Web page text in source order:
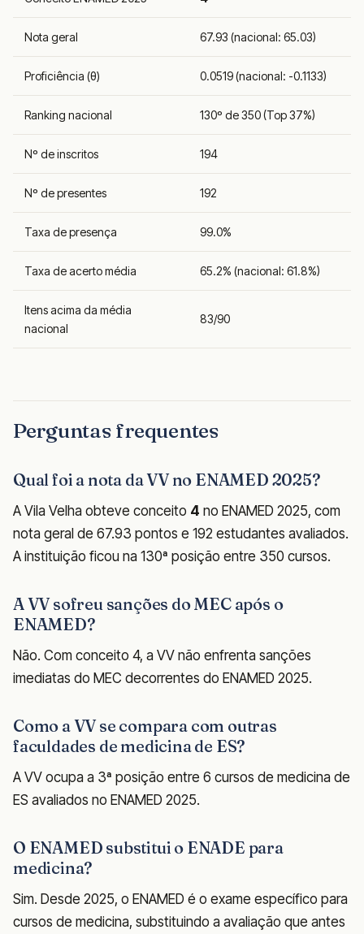
Nota geral 67.93 (nacional: 65.03)
Proficiência (θ) 0.0519 (nacional: -0.1133)
Ranking nacional 130º de 350 (Top 37%)
Nº de inscritos 194
Nº de presentes 192
Taxa de presença 99.0%
Taxa de acerto média 65.2% (nacional: 61.8%)
Itens acima da média
nacional
83/90
Perguntas frequentes
Qual foi a nota da VV no ENAMED 2025?
A Vila Velha obteve conceito 4 no ENAMED 2025, com
nota geral de 67.93 pontos e 192 estudantes avaliados.
A instituição ficou na 130ª posição entre 350 cursos.
A VV sofreu sanções do MEC após o
ENAMED?
Não. Com conceito 4, a VV não enfrenta sanções
imediatas do MEC decorrentes do ENAMED 2025.
Como a VV se compara com outras
faculdades de medicina de ES?
A VV ocupa a 3ª posição entre 6 cursos de medicina de
ES avaliados no ENAMED 2025.
O ENAMED substitui o ENADE para
medicina?
Sim. Desde 2025, o ENAMED é o exame específico para
cursos de medicina, substituindo a avaliação que antes